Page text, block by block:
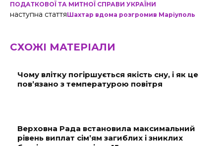
ПОДАТКОВОЇ ТА МИТНОЇ СПРАВИ УКРАЇНИ
наступна статтяШахтар вдома розгромив Маріуполь
СХОЖІ МАТЕРІАЛИ
Чому влітку погіршується якість сну, і як це
пов’язано з температурою повітря
Верховна Рада встановила максимальний
рівень виплат сім’ям загиблих і зниклих